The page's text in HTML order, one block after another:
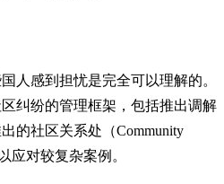
人感到担忧是完全可以理解的。
纠纷的管理框架，包括推出调解
的社区关系处（Community
应对较复杂案例。